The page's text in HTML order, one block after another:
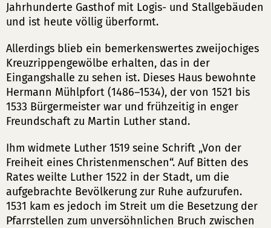
Jahrhunderte Gasthof mit Logis- und Stallgebäuden
und ist heute völlig überformt.
Allerdings blieb ein bemerkenswertes zweijochiges
Kreuzrippengewölbe erhalten, das in der
Eingangshalle zu sehen ist. Dieses Haus bewohnte
Hermann Mühlpfort (1486–1534), der von 1521 bis
1533 Bürgermeister war und frühzeitig in enger
Freundschaft zu Martin Luther stand.
Ihm widmete Luther 1519 seine Schrift „Von der
Freiheit eines Christenmenschen“. Auf Bitten des
Rates weilte Luther 1522 in der Stadt, um die
aufgebrachte Bevölkerung zur Ruhe aufzurufen.
1531 kam es jedoch im Streit um die Besetzung der
Pfarrstellen zum unversöhnlichen Bruch zwischen